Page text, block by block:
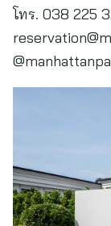
โทร. 038 225